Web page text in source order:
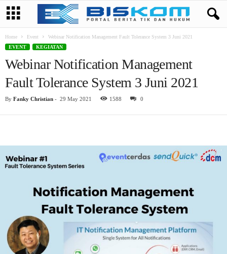
Home Event
Webinar Notification Management Fault Tolerance System 3 Juni 2021
EVENT
KEGIATAN
Webinar Notification Management
Fault Tolerance System 3 Juni 2021
By Fanky Christian - 29 May 2021 1588 0